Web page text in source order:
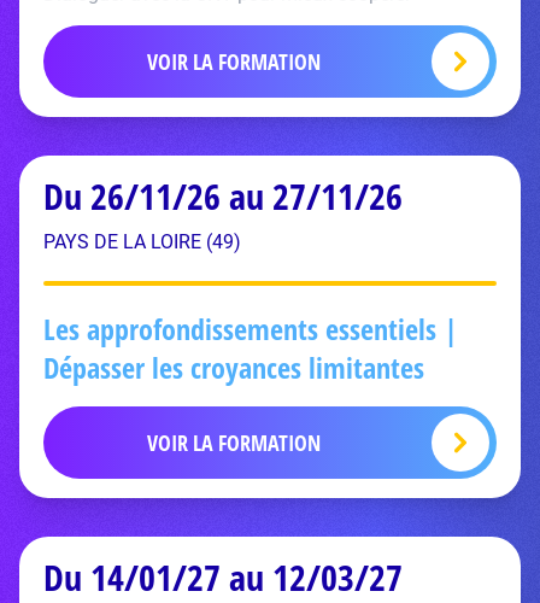
VOIR LA FORMATION
Du 26/11/26 au 27/11/26
PAYS DE LA LOIRE (49)
Les approfondissements essentiels |
Dépasser les croyances limitantes
VOIR LA FORMATION
Du 14/01/27 au 12/03/27